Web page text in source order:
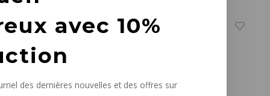
avec 10%
des dernières nouvelles et des offres sur